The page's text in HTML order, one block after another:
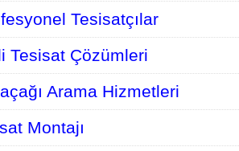
Tesisatçılar
Tesisat Çözümleri
Arama Hizmetleri
Montajı